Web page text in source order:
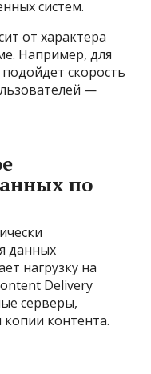
систем.
от характера
Например, для
скорость
—
по
данных
нагрузку на
Delivery
серверы,
контента.